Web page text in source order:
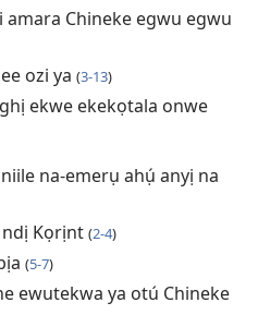
Chineke egwu egwu
ozi ya (3-13)
ekwe ekekọtala onwe
na-emerụ ahụ́ anyị na
Kọrịnt (2-4)
(5-7)
ewutekwa ya otú Chineke